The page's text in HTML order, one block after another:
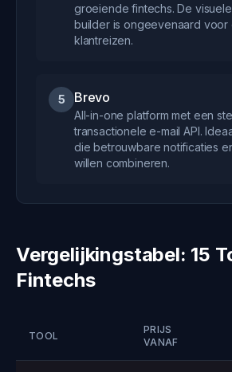
groeiende fintechs. De
builder is ongeevenaard voor
klantreizen.
5 Brevo
All-in-one platform met een
transactionele e-mail API.
die betrouwbare notificaties
willen combineren.
Vergelijkingstabel: 15
Fintechs
TOOL
PRIJS
VANAF